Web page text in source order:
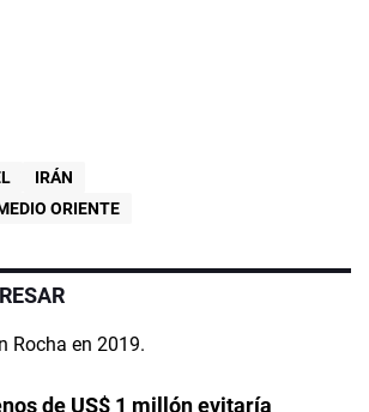
IRÁN
ORIENTE
de US$ 1 millón evitaría